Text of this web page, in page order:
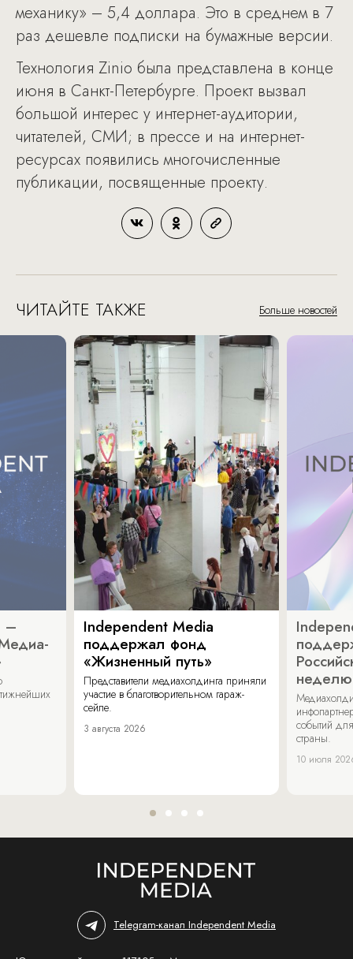
механику» – 5,4 доллара. Это в среднем в 7
раз дешевле подписки на бумажные версии.
Технология Zinio была представлена в конце
июня в Санкт-Петербурге. Проект вызвал
большой интерес у интернет-аудитории,
читателей, СМИ; в прессе и на интернет-
ресурсах появились многочисленные
публикации, посвященные проекту.
ЧИТАЙТЕ ТАКЖЕ Больше новостей
–
Independent Media
поддержал фонд
«Жизненный путь»
Представители медиахолдинга приняли
участие в благотворительном гараж-
сейле.
3 августа 2026
неделю
событий
страны.
10 июля
Telegram-канал Independent Media